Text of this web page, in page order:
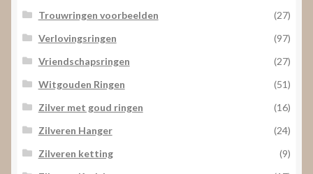
Trouwringen voorbeelden
(27)
Verlovingsringen
(97)
Vriendschapsringen
(27)
Witgouden Ringen
(51)
Zilver met goud ringen
(16)
Zilveren Hanger
(24)
Zilveren ketting
(9)